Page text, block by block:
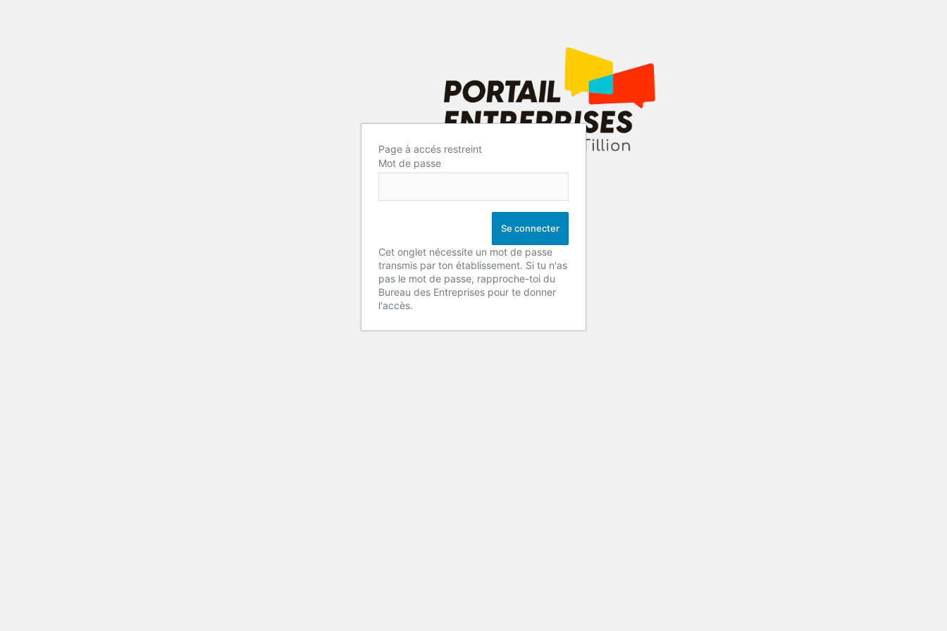
Page à accés restreint
Mot de passe
Cet onglet nécessite un mot de passe
transmis par ton établissement. Si tu n'as
pas le mot de passe, rapproche-toi du
Bureau des Entreprises pour te donner
l'accès.